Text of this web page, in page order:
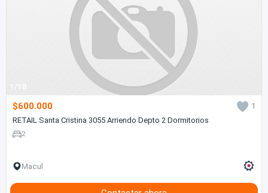
1/18
$600.000
1
RETAIL Santa Cristina 3055 Arriendo Depto 2 Dormitorios
2
Macul